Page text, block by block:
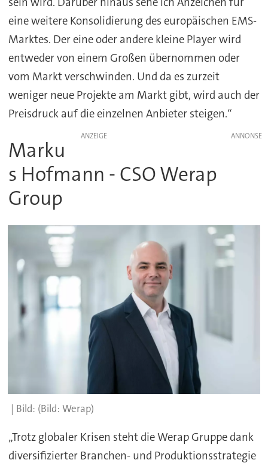
eine weitere Konsolidierung des europäischen EMS-
Marktes. Der eine oder andere kleine Player wird
entweder von einem Großen übernommen oder
vom Markt verschwinden. Und da es zurzeit
weniger neue Projekte am Markt gibt, wird auch der
Preisdruck auf die einzelnen Anbieter steigen.“
ANZEIGE
Marku
s Hofmann - CSO Werap
Group
(Bild: Werap)
„Trotz globaler Krisen steht die Werap Gruppe dank
diversifizierter Branchen- und Produktionsstrategie